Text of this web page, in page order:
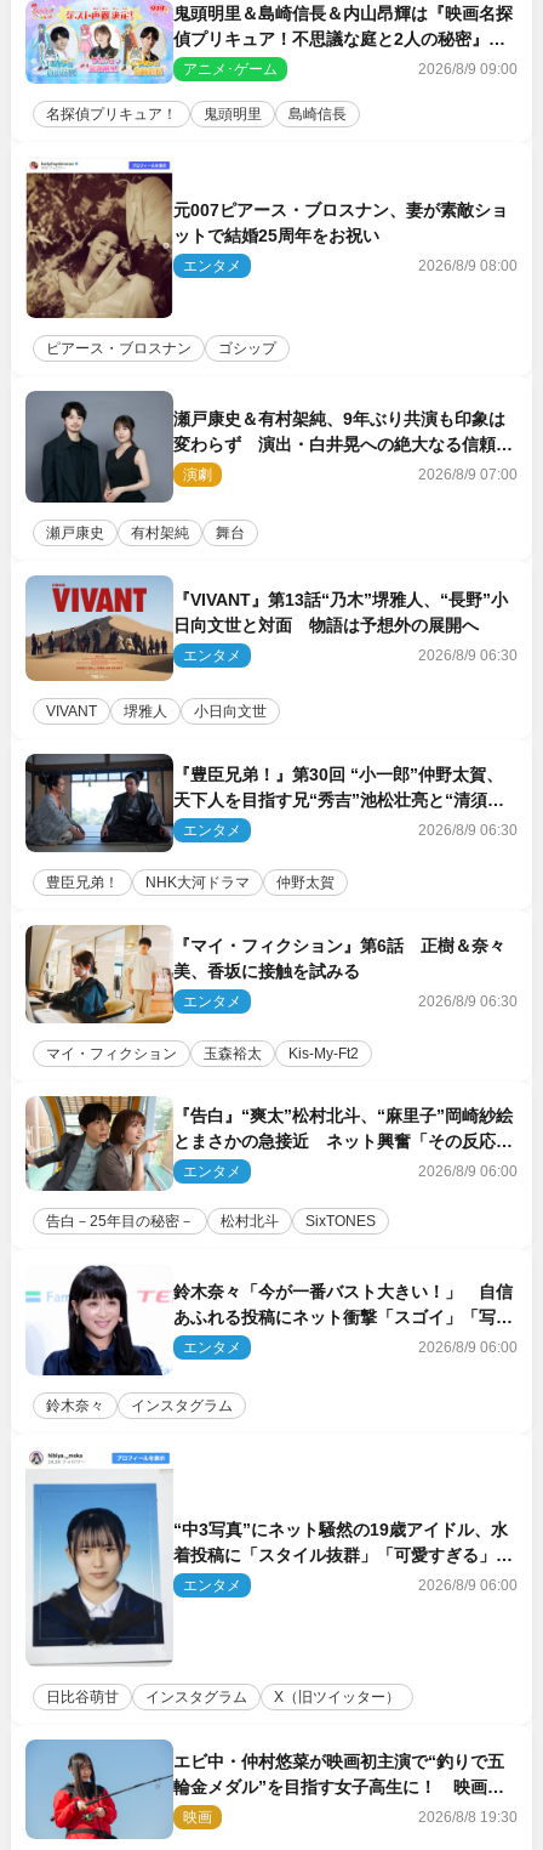
鬼頭明里＆島崎信長＆内山昂輝は『映画名探
偵プリキュア！不思議な庭と2人の秘密』ゲ
スト声優に決定
アニメ･ゲーム 2026/8/9 09:00
名探偵プリキュア！ 鬼頭明里 島崎信長
元007ピアース・ブロスナン、妻が素敵ショ
ットで結婚25周年をお祝い
エンタメ 2026/8/9 08:00
ピアース・ブロスナン ゴシップ
瀬戸康史＆有村架純、9年ぶり共演も印象は
変わらず 演出・白井晃への絶大なる信頼を
胸に舞台『キュー』に挑む
演劇 2026/8/9 07:00
瀬戸康史 有村架純 舞台
『VIVANT』第13話“乃木”堺雅人、“長野”小
日向文世と対面 物語は予想外の展開へ
エンタメ 2026/8/9 06:30
VIVANT 堺雅人 小日向文世
『豊臣兄弟！』第30回 “小一郎”仲野太賀、
天下人を目指す兄“秀吉”池松壮亮と“清須会
議”へ
エンタメ 2026/8/9 06:30
豊臣兄弟！ NHK大河ドラマ 仲野太賀
『マイ・フィクション』第6話 正樹＆奈々
美、香坂に接触を試みる
エンタメ 2026/8/9 06:30
マイ・フィクション 玉森裕太 Kis‐My‐Ft2
『告白』“爽太”松村北斗、“麻里子”岡崎紗絵
とまさかの急接近 ネット興奮「その反応
は」「いいの!?」（ネタバレあり）
エンタメ 2026/8/9 06:00
告白－25年目の秘密－ 松村北斗 SixTONES
鈴木奈々「今が一番バスト大きい！」 自信
あふれる投稿にネット衝撃「スゴイ」「写真
集を出して欲しい」
エンタメ 2026/8/9 06:00
鈴木奈々 インスタグラム
“中3写真”にネット騒然の19歳アイドル、水
着投稿に「スタイル抜群」「可愛すぎる」と
絶賛の声
エンタメ 2026/8/9 06:00
日比谷萌甘 インスタグラム X（旧ツイッター）
エビ中・仲村悠菜が映画初主演で“釣りで五
輪金メダル”を目指す女子高生に！ 映画
『つりこまち』今秋公開
映画 2026/8/8 19:30